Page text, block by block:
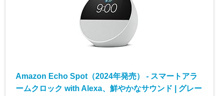
Amazon Echo Spot（2024年発売） - スマートアラ
ームクロック with Alexa、鮮やかなサウンド | グレー